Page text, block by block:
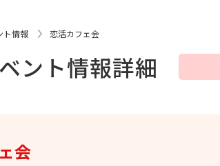
ト情報 恋活カフェ会
ント情報詳細
会